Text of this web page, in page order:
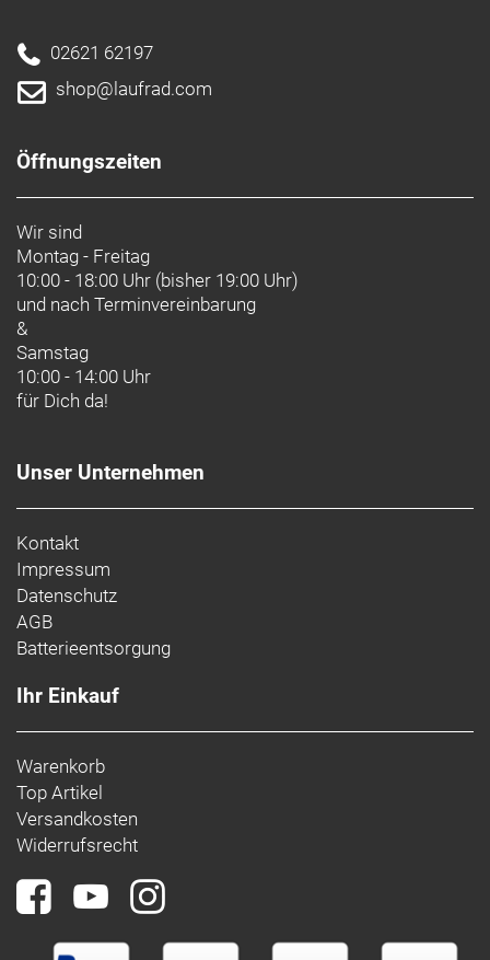
02621 62197
shop@laufrad.com
Öffnungszeiten
Wir sind
Montag - Freitag
10:00 - 18:00 Uhr (bisher 19:00 Uhr)
und nach Terminvereinbarung
&
Samstag
10:00 - 14:00 Uhr
für Dich da!
Unser Unternehmen
Kontakt
Impressum
Datenschutz
AGB
Batterieentsorgung
Ihr Einkauf
Warenkorb
Top Artikel
Versandkosten
Widerrufsrecht